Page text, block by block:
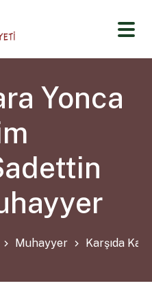
Yonca
Muhayyer Karşıda